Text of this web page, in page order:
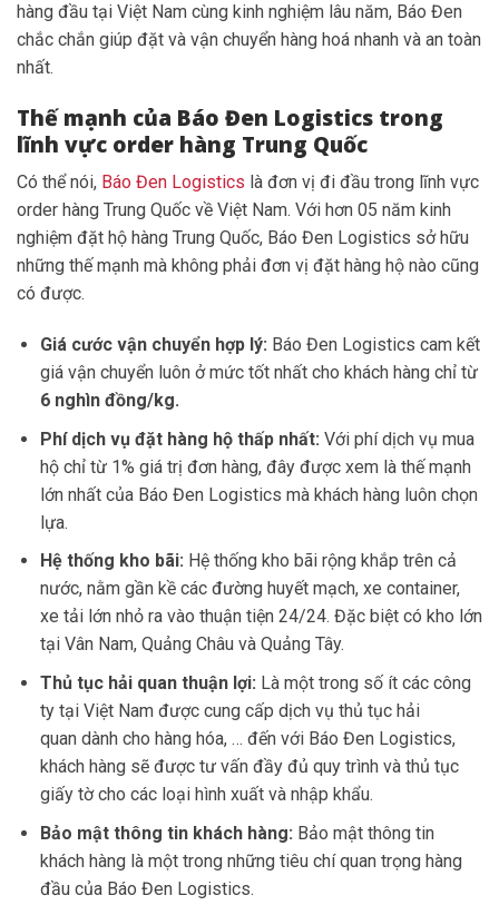
hàng đầu tại Việt Nam cùng kinh nghiệm lâu năm, Báo Đen
chắc chắn giúp đặt và vận chuyển hàng hoá nhanh và an toàn
nhất.
Thế mạnh của Báo Đen Logistics trong
lĩnh vực order hàng Trung Quốc
Có thể nói, Báo Đen Logistics là đơn vị đi đầu trong lĩnh vực
order hàng Trung Quốc về Việt Nam. Với hơn 05 năm kinh
nghiệm đặt hộ hàng Trung Quốc, Báo Đen Logistics sở hữu
những thế mạnh mà không phải đơn vị đặt hàng hộ nào cũng
có được.
Giá cước vận chuyển hợp lý: Báo Đen Logistics cam kết
giá vận chuyển luôn ở mức tốt nhất cho khách hàng chỉ từ
6 nghìn đồng/kg.
Phí dịch vụ đặt hàng hộ thấp nhất: Với phí dịch vụ mua
hộ chỉ từ 1% giá trị đơn hàng, đây được xem là thế mạnh
lớn nhất của Báo Đen Logistics mà khách hàng luôn chọn
lựa.
Hệ thống kho bãi: Hệ thống kho bãi rộng khắp trên cả
nước, nằm gần kề các đường huyết mạch, xe container,
xe tải lớn nhỏ ra vào thuận tiện 24/24. Đặc biệt có kho lớn
tại Vân Nam, Quảng Châu và Quảng Tây.
Thủ tục hải quan thuận lợi: Là một trong số ít các công
ty tại Việt Nam được cung cấp dịch vụ thủ tục hải
quan dành cho hàng hóa, … đến với Báo Đen Logistics,
khách hàng sẽ được tư vấn đầy đủ quy trình và thủ tục
giấy tờ cho các loại hình xuất và nhập khẩu.
Bảo mật thông tin khách hàng: Bảo mật thông tin
khách hàng là một trong những tiêu chí quan trọng hàng
đầu của Báo Đen Logistics.